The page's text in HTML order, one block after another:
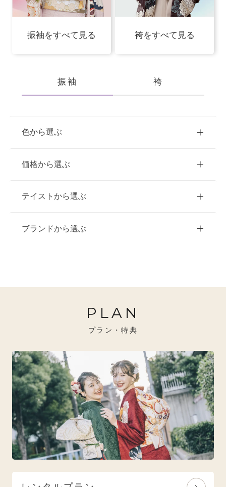
振袖をすべて見る 袴をすべて見る
振袖 袴
色から選ぶ
赤
価格から選ぶ
ご購入
10万円台以下
20万円～26万円未満
26万円～31万円未満
テイストから選ぶ
クラシック
クール
ナチュラル
ブランドから選ぶ
イエベ秋におすすめ
ブルべ夏におすすめ
ブルべ冬におすすめ
特選技法
オリジナルブランド
人気モデルブランド
PLAN
プラン・特典